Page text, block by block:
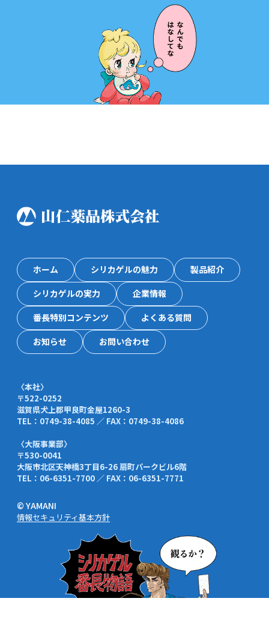
ホーム シリカゲルの魅力
製品紹介
シリカゲルの実力
企業情報
番長特別コンテンツ
よくある質問
お知らせ
お問い合わせ
〈本社〉
〒522-0252
滋賀県犬上郡甲良町金屋1260-3
TEL：0749-38-4085 ／ FAX：0749-38-4086
〈大阪事業部〉
〒530-0041
大阪市北区天神橋3丁目6-26 扇町パークビル6階
TEL：06-6351-7700 ／ FAX：06-6351-7771
© YAMANI
情報セキュリティ基本方針